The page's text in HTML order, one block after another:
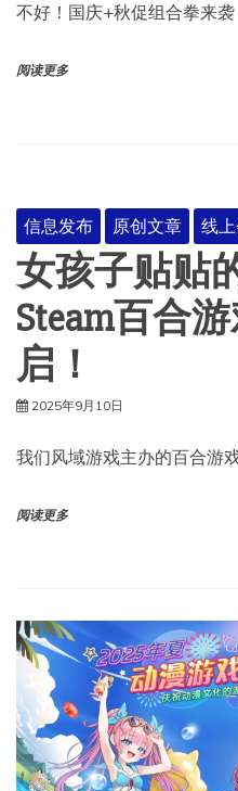
不好！国庆+秋促组合拳来
阅读更多
信息发布 原创文章 线
女孩子贴贴
Steam百合
启！
2025年9月10日
我们风域游戏主办的百合游
阅读更多